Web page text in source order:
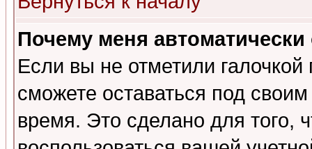
Почему меня автоматически
Если вы не отметили галочкой
сможете оставаться под
время. Это сделано для того,